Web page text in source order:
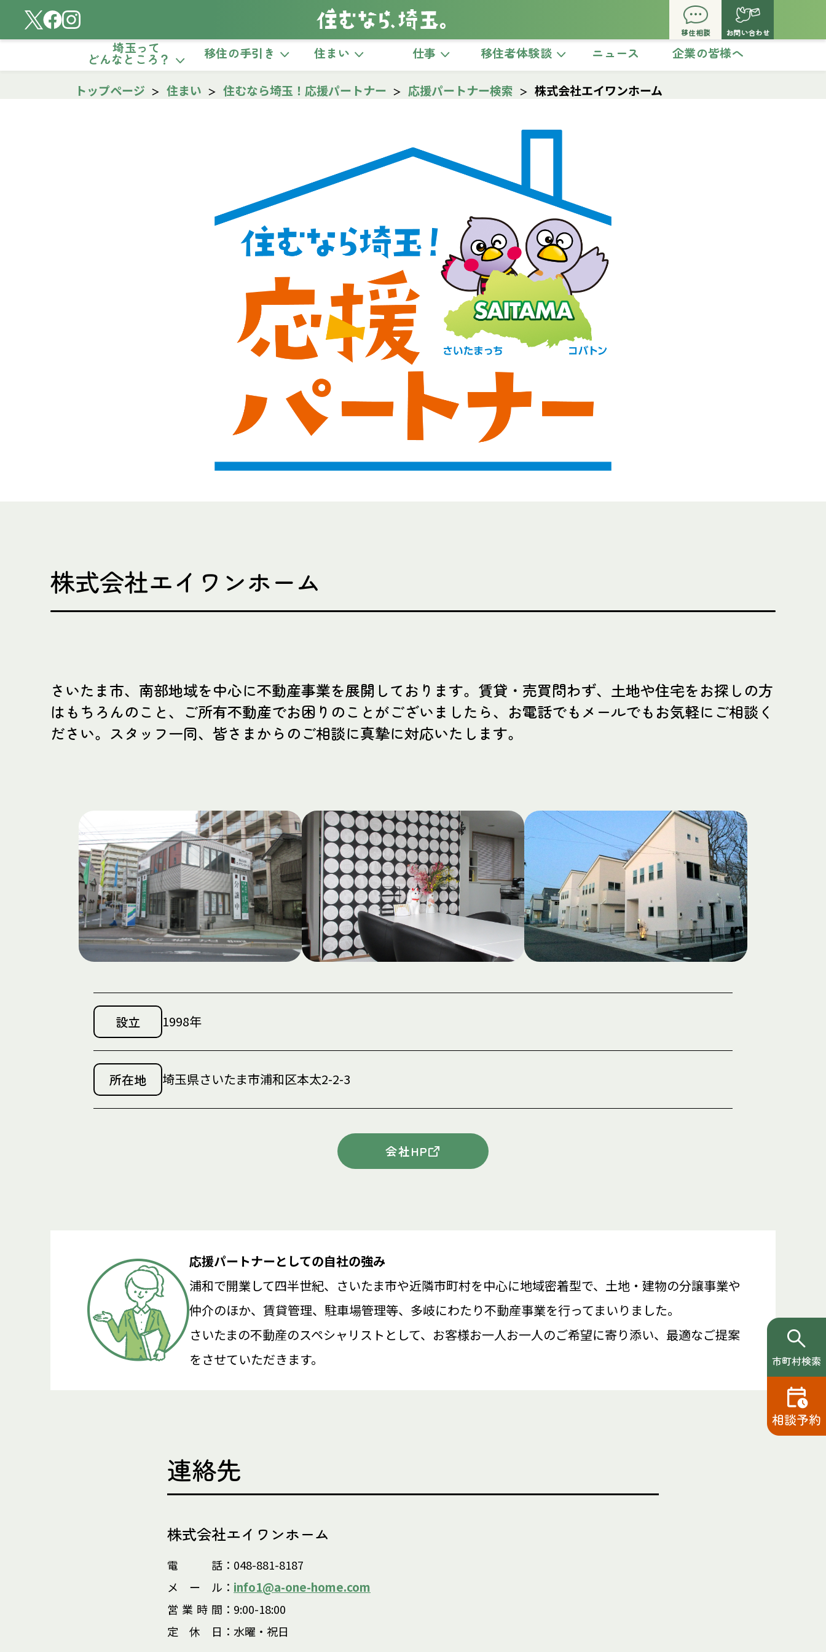
移住相談 お問い合わせ
埼玉って
どんなところ？ 移住の手引き 住まい 仕事 移住者体験談 ニュース 企業の皆様へ
トップページ 住まい 住むなら埼玉！応援パートナー 応援パートナー検索 株式会社エイワンホーム
株式会社エイワンホーム
さいたま市、南部地域を中心に不動産事業を展開しております。賃貸・売買問わず、土地や住宅をお探しの方
はもちろんのこと、ご所有不動産でお困りのことがございましたら、お電話でもメールでもお気軽にご相談く
ださい。スタッフ一同、皆さまからのご相談に真摯に対応いたします。
設立 1998年
所在地 埼玉県さいたま市浦和区本太2-2-3
会社HP
応援パートナーとしての自社の強み
浦和で開業して四半世紀、さいたま市や近隣市町村を中心に地域密着型で、土地・建物の分譲事業や
仲介のほか、賃貸管理、駐車場管理等、多岐にわたり不動産事業を行ってまいりました。
さいたまの不動産のスペシャリストとして、お客様お一人お一人のご希望に寄り添い、最適なご提案
をさせていただきます。
連絡先
株式会社エイワンホーム
電 話 ：048-881-8187
メ
ー ル ： info1@a-one-home.com
営 業 時 間 ：9:00-18:00
定
休 日 ：水曜・祝日